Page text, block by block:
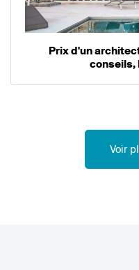
Prix d'un
conseils,
Voir